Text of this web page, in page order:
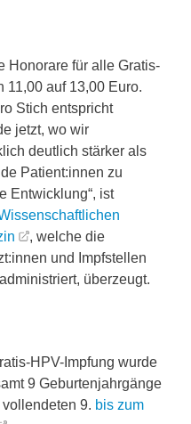
Honorare für alle Gratis-
11,00 auf 13,00 Euro.
Stich entspricht
jetzt, wo wir
deutlich stärker als
Patient:innen zu
Entwicklung“, ist
, welche die
und Impfstellen
überzeugt.
HPV-Impfung wurde
9 Geburtenjahrgänge
9. bis zum